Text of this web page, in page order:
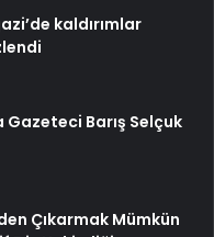
kaldırımlar
Gazeteci Barış Selçuk
Çıkarmak Mümkün